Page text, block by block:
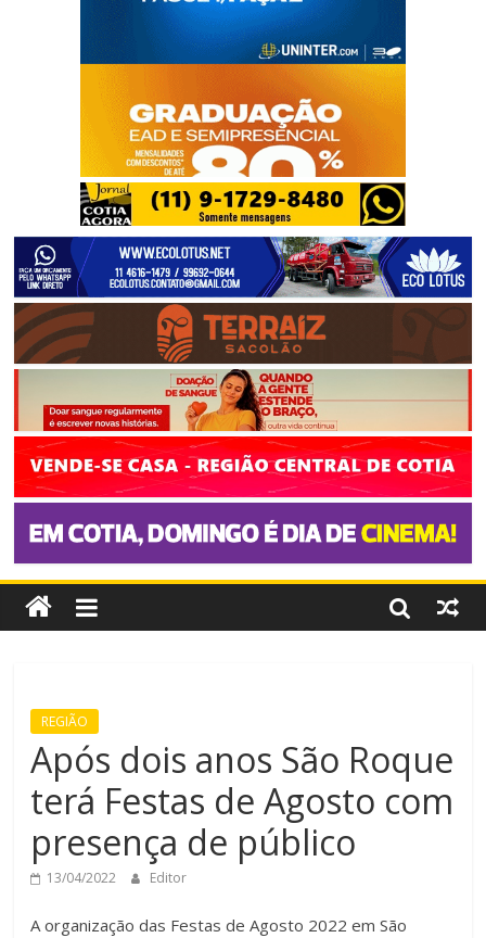
REGIÃO
Após dois anos São Roque
terá Festas de Agosto com
presença de público
13/04/2022 Editor
A organização das Festas de Agosto 2022 em São